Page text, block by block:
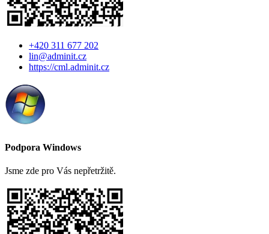
+420 311 677 202
lin@adminit.cz
https://cml.adminit.cz
Podpora Windows
Jsme zde pro Vás nepřetržitě.